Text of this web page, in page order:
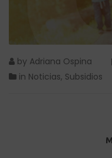
by Adriana Ospina
in Noticias, Subsidios